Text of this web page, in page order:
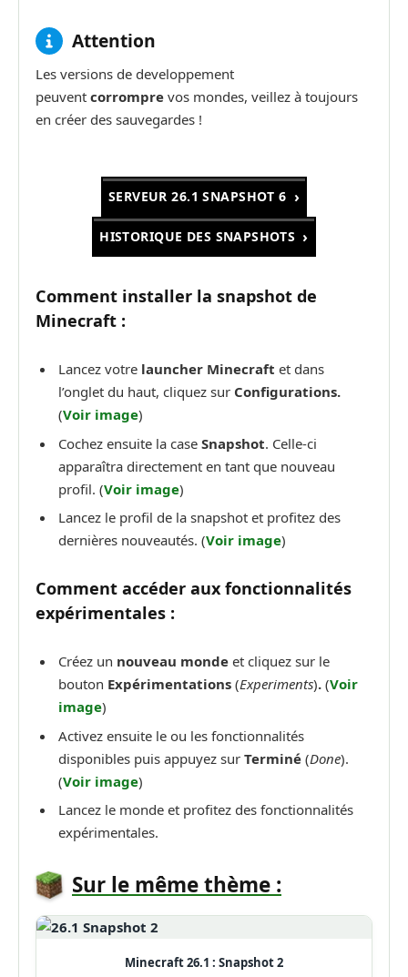
Attention
Les versions de developpement
peuvent corrompre vos mondes, veillez à toujours
en créer des sauvegardes !
SERVEUR 26.1 SNAPSHOT 6
HISTORIQUE DES SNAPSHOTS
Comment installer la snapshot de
Minecraft :
Lancez votre launcher Minecraft et dans
l’onglet du haut, cliquez sur Configurations.
(Voir image)
Cochez ensuite la case Snapshot. Celle-ci
apparaîtra directement en tant que nouveau
profil. (Voir image)
Lancez le profil de la snapshot et profitez des
dernières nouveautés. (Voir image)
Comment accéder aux fonctionnalités
expérimentales :
Créez un nouveau monde et cliquez sur le
bouton Expérimentations (Experiments). (Voir
image)
Activez ensuite le ou les fonctionnalités
disponibles puis appuyez sur Terminé (Done).
(Voir image)
Lancez le monde et profitez des fonctionnalités
expérimentales.
Sur le même thème :
Minecraft 26.1 : Snapshot 2